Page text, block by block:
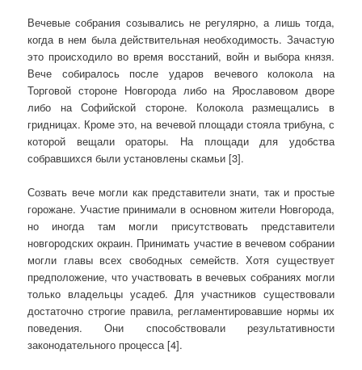
Вечевые собрания созывались не регулярно, а лишь тогда,
когда в нем была действительная необходимость. Зачастую
это происходило во время восстаний, войн и выбора князя.
Вече собиралось после ударов вечевого колокола на
Торговой стороне Новгорода либо на Ярославовом дворе
либо на Софийской стороне. Колокола размещались в
гридницах. Кроме это, на вечевой площади стояла трибуна, с
которой вещали ораторы. На площади для удобства
собравшихся были установлены скамьи [3].
Созвать вече могли как представители знати, так и простые
горожане. Участие принимали в основном жители Новгорода,
но иногда там могли присутствовать представители
новгородских окраин. Принимать участие в вечевом собрании
могли главы всех свободных семейств. Хотя существует
предположение, что участвовать в вечевых собраниях могли
только владельцы усадеб. Для участников существовали
достаточно строгие правила, регламентировавшие нормы их
поведения. Они способствовали результативности
законодательного процесса [4].